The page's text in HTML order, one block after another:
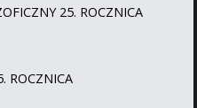
25. ROCZNICA
ROCZNICA